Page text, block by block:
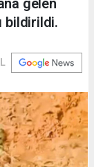
bildirildi.